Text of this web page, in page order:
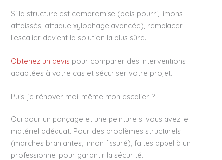
Si la structure est compromise (bois pourri, limons
affaissés, attaque xylophage avancée), remplacer
l’escalier devient la solution la plus sûre.
Obtenez un devis pour comparer des interventions
adaptées à votre cas et sécuriser votre projet.
Puis-je rénover moi-même mon escalier ?
Oui pour un ponçage et une peinture si vous avez le
matériel adéquat. Pour des problèmes structurels
(marches branlantes, limon fissuré), faites appel à un
professionnel pour garantir la sécurité.